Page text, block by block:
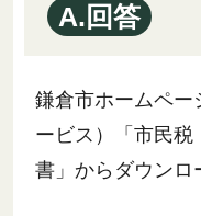
A.回答
鎌倉市ホームペー
ービス）「市民税
書」からダウンロ